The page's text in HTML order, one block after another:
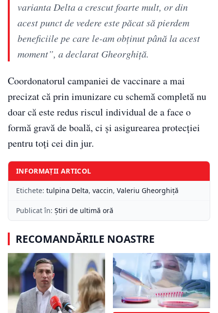
varianta Delta a crescut foarte mult, or din
acest punct de vedere este păcat să pierdem
beneficiile pe care le-am obţinut până la acest
moment”, a declarat Gheorghiţă.
Coordonatorul campaniei de vaccinare a mai
precizat că prin imunizare cu schemă completă nu
doar că este redus riscul individual de a face o
formă gravă de boală, ci și asigurearea protecției
pentru toți cei din jur.
INFORMAȚII ARTICOL
Etichete: tulpina Delta, vaccin, Valeriu Gheorghiță
Publicat în: Știri de ultimă oră
RECOMANDĂRILE NOASTRE